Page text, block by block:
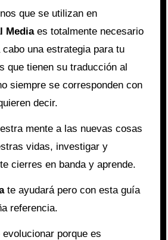
que se utilizan en
Mediaes totalmente necesario
una estrategia para tu
que tienen su traducción al
siempre se corresponden con
decir.
mente a las nuevas cosas
vidas, investigar y
cierres en banda y aprende.
te ayudará pero con esta guía
referencia.
porque es